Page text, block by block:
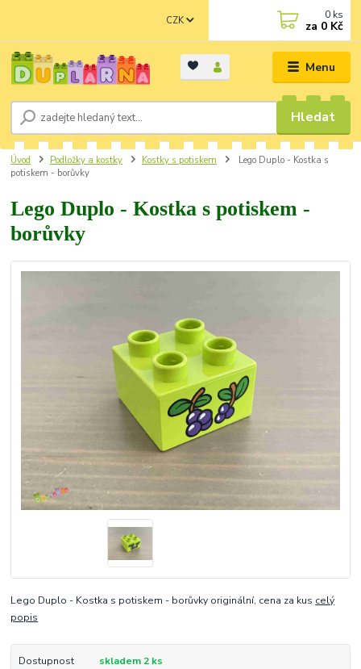
Menu
CZK
Hledat
0 ks
za 0 Kč
Úvod Podložky a kostky Kostky s potiskem
Lego Duplo - Kostka s
potiskem - borůvky
Lego Duplo - Kostka s potiskem -
borůvky
Lego Duplo - Kostka s potiskem - borůvky originální, cena za kus celý
popis
Dostupnost skladem 2 ks